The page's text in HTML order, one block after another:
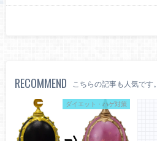
RECOMMEND こちらの記事も人気です。
ダイエット・ハゲ対策